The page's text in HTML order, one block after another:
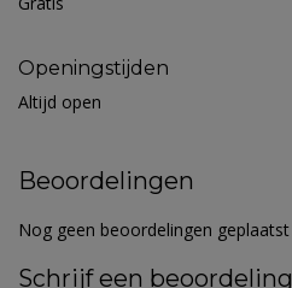
Openingstijden
Altijd open
Beoordelingen
Nog geen beoordelingen geplaatst
Schrijf een beoordeling